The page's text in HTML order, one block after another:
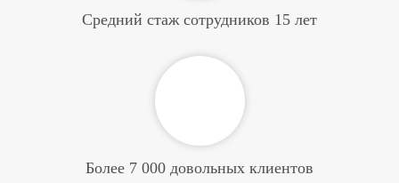
Средний стаж сотрудников 15 лет
Более 7 000 довольных клиентов